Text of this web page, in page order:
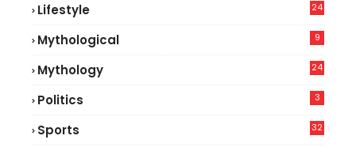
Lifestyle
24
Mythological 9
Mythology 24
Politics 3
Sports 32